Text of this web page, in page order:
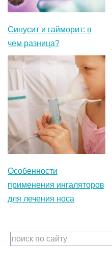
Синусит и гайморит: в
чем разница?
Особенности
применения ингаляторов
для лечения носа